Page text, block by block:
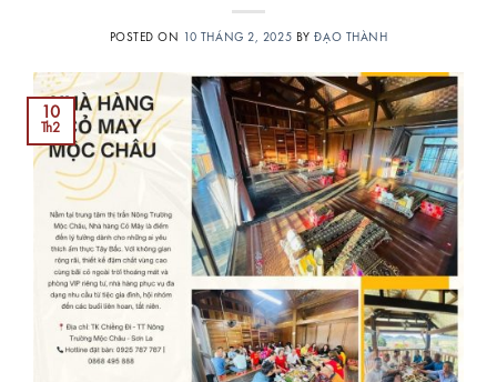
POSTED ON 10 THÁNG 2, 2025 BYĐẠO THÀNH
10
Th2